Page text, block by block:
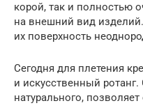
корой, так и полностью
на внешний вид
их поверхность
Сегодня для плетения
и искусственный
натурального,